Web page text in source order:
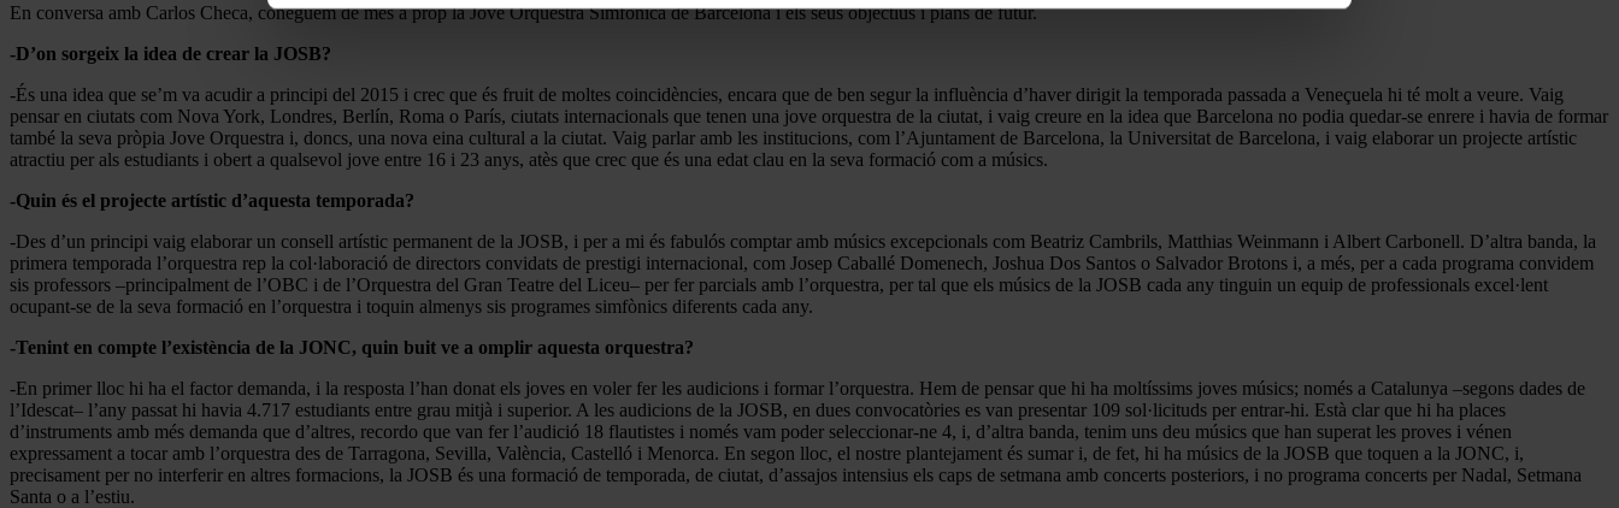
En conversa amb Carlos Checa, coneguem de més a prop la Jove Orquestra Simfònica de Barcelona i els seus objectius i plans de futur.
-D’on sorgeix la idea de crear la JOSB?
-És una idea que se’m va acudir a principi del 2015 i crec que és fruit de moltes coincidències, encara que de ben segur la influència d’haver dirigit la temporada passada a Veneçuela hi té molt a veure. Vaig
pensar en ciutats com Nova York, Londres, Berlín, Roma o París, ciutats internacionals que tenen una jove orquestra de la ciutat, i vaig creure en la idea que Barcelona no podia quedar-se enrere i havia de formar
també la seva pròpia Jove Orquestra i, doncs, una nova eina cultural a la ciutat. Vaig parlar amb les institucions, com l’Ajuntament de Barcelona, ​​la Universitat de Barcelona, ​​i vaig elaborar un projecte artístic
atractiu per als estudiants i obert a qualsevol jove entre 16 i 23 anys, atès que crec que és una edat clau en la seva formació com a músics.
-Quin és el projecte artístic d’aquesta temporada?
-Des d’un principi vaig elaborar un consell artístic permanent de la JOSB, i per a mi és fabulós comptar amb músics excepcionals com Beatriz Cambrils, Matthias Weinmann i Albert Carbonell. D’altra banda, la
primera temporada l’orquestra rep la col·laboració de directors convidats de prestigi internacional, com Josep Caballé Domenech, Joshua Dos Santos o Salvador Brotons i, a més, per a cada programa convidem
sis professors –principalment de l’OBC i de l’Orquestra del Gran Teatre del Liceu– per fer parcials amb l’orquestra, per tal que els músics de la JOSB cada any tinguin un equip de professionals excel·lent
ocupant-se de la seva formació en l’orquestra i toquin almenys sis programes simfònics diferents cada any.
-Tenint en compte l’existència de la JONC, quin buit ve a omplir aquesta orquestra?
-En primer lloc hi ha el factor demanda, i la resposta l’han donat els joves en voler fer les audicions i formar l’orquestra. Hem de pensar que hi ha moltíssims joves músics; només a Catalunya –segons dades de
l’Idescat– l’any passat hi havia 4.717 estudiants entre grau mitjà i superior. A les audicions de la JOSB, en dues convocatòries es van presentar 109 sol·licituds per entrar-hi. Està clar que hi ha places
d’instruments amb més demanda que d’altres, recordo que van fer l’audició 18 flautistes i només vam poder seleccionar-ne 4, i, d’altra banda, tenim uns deu músics que han superat les proves i vénen
expressament a tocar amb l’orquestra des de Tarragona, Sevilla, València, Castelló i Menorca. En segon lloc, el nostre plantejament és sumar i, de fet, hi ha músics de la JOSB que toquen a la JONC, i,
precisament per no interferir en altres formacions, la JOSB és una formació de temporada, de ciutat, d’assajos intensius els caps de setmana amb concerts posteriors, i no programa concerts per Nadal, Setmana
Santa o a l’estiu.